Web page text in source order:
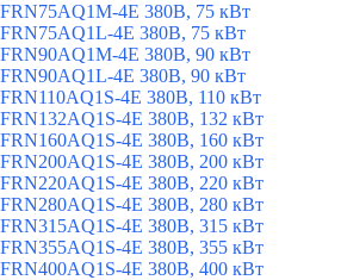
FRN75AQ1M-4E 380В, 75 кВт
FRN75AQ1L-4E 380В, 75 кВт
FRN90AQ1M-4E 380В, 90 кВт
FRN90AQ1L-4E 380В, 90 кВт
FRN110AQ1S-4E 380В, 110 кВт
FRN132AQ1S-4E 380В, 132 кВт
FRN160AQ1S-4E 380В, 160 кВт
FRN200AQ1S-4E 380В, 200 кВт
FRN220AQ1S-4E 380В, 220 кВт
FRN280AQ1S-4E 380В, 280 кВт
FRN315AQ1S-4E 380В, 315 кВт
FRN355AQ1S-4E 380В, 355 кВт
FRN400AQ1S-4E 380В, 400 кВт